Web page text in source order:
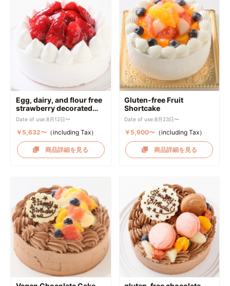
Egg, dairy, and flour free
strawberry decorated
cake
Date of use:8月12日〜
￥5,632〜（including Tax）
商品詳細を見る
Gluten-free Fruit
Shortcake
Date of use:8月23日〜
￥5,900〜 （including Tax）
商品詳細を見る